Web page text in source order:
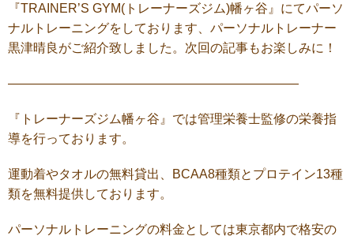
『TRAINER’S GYM( トレーナーズジム)幡ヶ谷 』にてパーソ
ナルトレーニングをしております、パーソナルトレーナー
黒津晴良がご紹介致しました。次回の記事もお楽しみに！
———————————————————————
『トレーナーズジム幡ヶ谷』では管理栄養士監修の栄養指
導を行っております。
運動着やタオルの無料貸出、BCAA8種類とプロテイン13種
類を無料提供しております。
パーソナルトレーニングの料金としては東京都内で格安の